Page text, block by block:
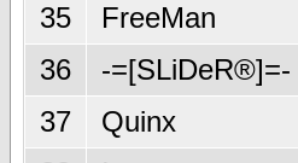
35
FreeMan
36
-=[SLiDeR®]=-
37
Quinx